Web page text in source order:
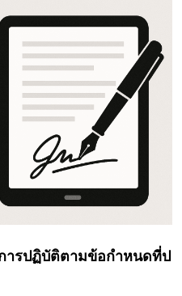
ารปฏิบัติตามข้อกำหนดที่ป